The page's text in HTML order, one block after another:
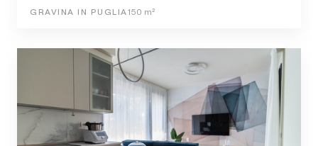
GRAVINA IN PUGLIA 150 m²